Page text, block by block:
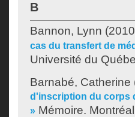
B
Bannon, Lynn
cas du transfert de
Université du
Barnabé, Catherine
d'inscription du corps
» Mémoire.